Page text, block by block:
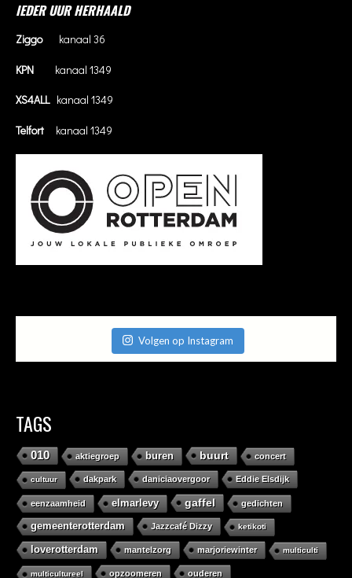
IEDER UUR HERHAALD
Ziggokanaal 36
KPN kanaal 1349
XS4ALLkanaal 1349
Telfort kanaal 1349
Volgen op Instagram
TAGS
010 aktiegroep buren buurt concert
cultuur dakpark daniciaovergoor Eddie Elsdijk
eenzaamheid elmarlevy gaffel gedichten
gemeenterotterdam Jazzcafé Dizzy ketikoti
loverotterdam mantelzorg marjoriewinter multiculti
multicultureel opzoomeren ouderen